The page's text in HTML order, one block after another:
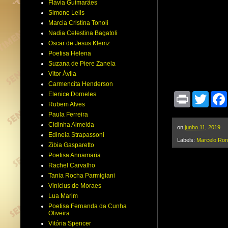
n
t
w
t
t
r
on junho 11, 2019
Labels: Marcelo
Flávia Guimarães
Simone Lelis
Marcia Cristina Tonoli
Nadia Celestina Bagatoli
Oscar de Jesus Klemz
Poetisa Helena
Suzana de Piere Zanela
Vitor Ávila
Carmencita Henderson
Elenice Dorneles
Rubem Alves
Paula Ferreira
Cidinha Almeida
Edineia Strapassoni
Zibia Gasparetto
Poetisa Annamaria
Rachel Carvalho
Tania Rocha Parmigiani
Vinicius de Moraes
Lua Marim
Poetisa Fernanda da Cunha
Oliveira
Vitória Spencer